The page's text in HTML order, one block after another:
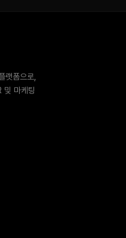
랫폼으로,
및 마케팅